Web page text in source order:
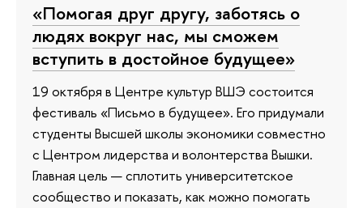
«Помогая друг другу, заботясь о
людях вокруг нас, мы сможем
вступить в достойное будущее»
19 октября в Центре культур ВШЭ состоится
фестиваль «Письмо в будущее». Его придумали
студенты Высшей школы экономики совместно
с Центром лидерства и волонтерства Вышки.
Главная цель — сплотить университетское
сообщество и показать, как можно помогать